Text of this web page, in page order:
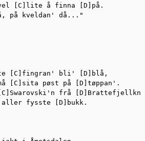
[C]lite å finna [D]på.
på kveldan' då..."
te [C]fingran' bli' [D]blå,
[C]sita pøst på [D]tøppan'.
frå
fysste [D]bukk.